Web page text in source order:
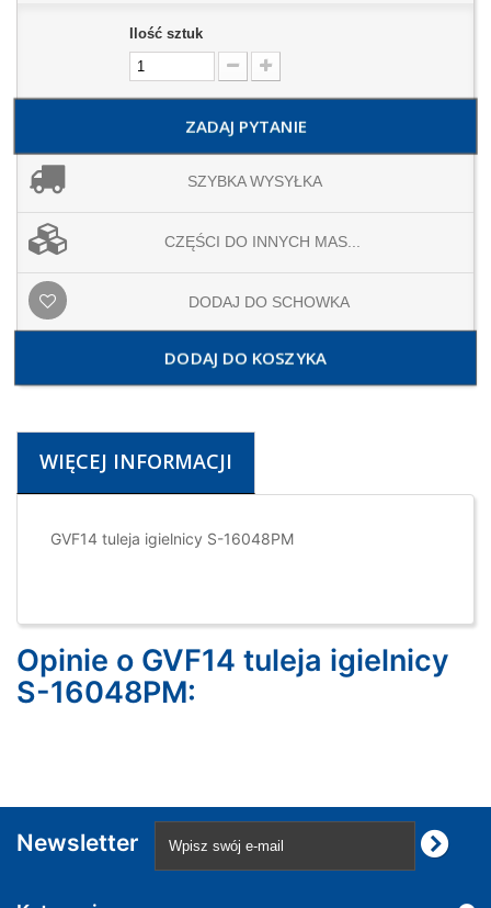
Ilość sztuk
ZADAJ PYTANIE
SZYBKA WYSYŁKA
CZĘŚCI DO INNYCH MAS...
DODAJ DO SCHOWKA
DODAJ DO KOSZYKA
WIĘCEJ INFORMACJI
GVF14 tuleja igielnicy S-16048PM
Opinie o GVF14 tuleja igielnicy
S-16048PM:
Newsletter